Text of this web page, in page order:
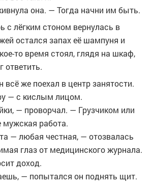
она. — Тогда начни им быть.
с лёгким стоном вернулась в
остался запах её шампуня и
то время стоял, глядя на шкаф,
ответить.
всё же поехал в центр занятости.
— с кислым лицом.
— проворчал. — Грузчиком или
мужская работа.
— любая честная, — отозвалась
глаз от медицинского журнала.
доход.
— попытался он поднять щит.